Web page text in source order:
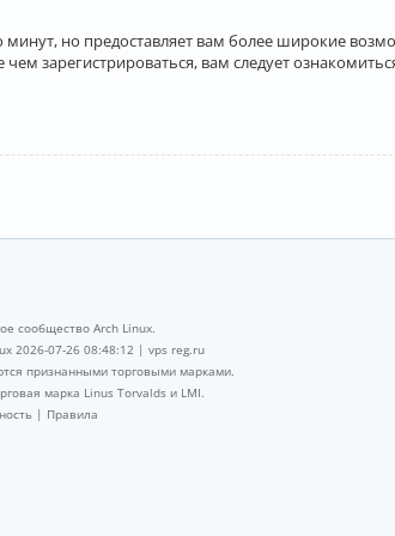
но предоставляет вам более широкие
зарегистрироваться, вам следует
сообщество Arch Linux.
2026-07-26 08:48:12 | vps reg.ru
признанными торговыми марками.
марка Linus Torvalds и LMI.
| Правила